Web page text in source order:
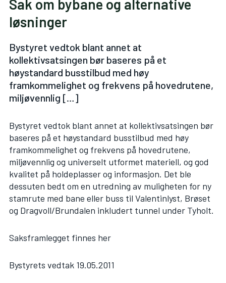
Sak om bybane og alternative
løsninger
Bystyret vedtok blant annet at
kollektivsatsingen bør baseres på et
høystandard busstilbud med høy
framkommelighet og frekvens på hovedrutene,
miljøvennlig […]
Bystyret vedtok blant annet at kollektivsatsingen bør
baseres på et høystandard busstilbud med høy
framkommelighet og frekvens på hovedrutene,
miljøvennlig og universelt utformet materiell, og god
kvalitet på holdeplasser og informasjon. Det ble
dessuten bedt om en utredning av muligheten for ny
stamrute med bane eller buss til Valentinlyst, Brøset
og Dragvoll/Brundalen inkludert tunnel under Tyholt.
Saksframlegget finnes her
Bystyrets vedtak 19.05.2011